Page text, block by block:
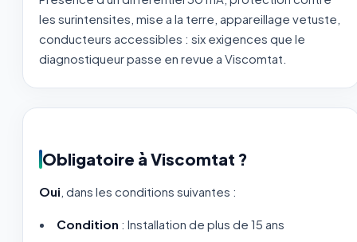
les surintensites, mise a la terre, appareillage vetuste,
conducteurs accessibles : six exigences que le
diagnostiqueur passe en revue a Viscomtat.
Obligatoire à Viscomtat ?
Oui , dans les conditions suivantes :
Condition : Installation de plus de 15 ans